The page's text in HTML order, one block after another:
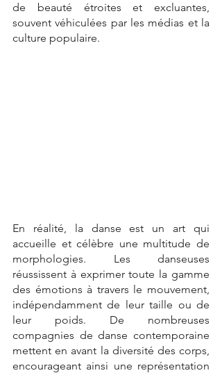
de beauté étroites et excluantes,
souvent véhiculées par les médias et la
culture populaire.
En réalité, la danse est un art qui
accueille et célèbre une multitude de
morphologies. Les danseuses
réussissent à exprimer toute la gamme
des émotions à travers le mouvement,
indépendamment de leur taille ou de
leur poids. De nombreuses
compagnies de danse contemporaine
mettent en avant la diversité des corps,
encourageant ainsi une représentation